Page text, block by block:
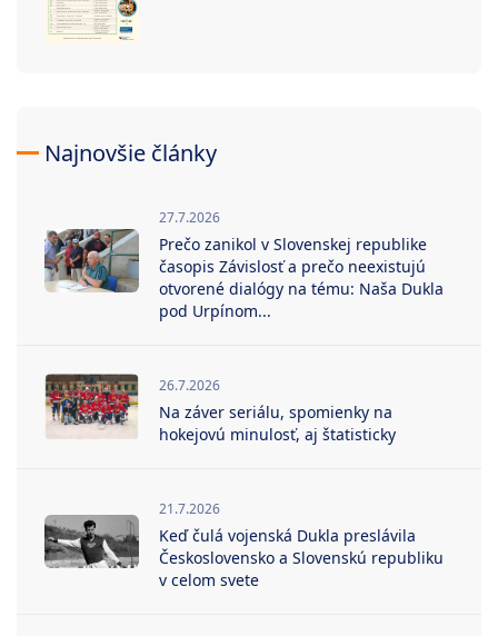
Najnovšie články
27.7.2026
Prečo zanikol v Slovenskej republike
časopis Závislosť a prečo neexistujú
otvorené dialógy na tému: Naša Dukla
pod Urpínom...
26.7.2026
Na záver seriálu, spomienky na
hokejovú minulosť, aj štatisticky
21.7.2026
Keď čulá vojenská Dukla preslávila
Československo a Slovenskú republiku
v celom svete